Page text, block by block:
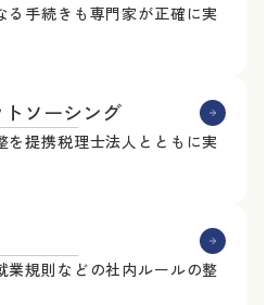
る手続きも専門家が正確に実
ソーシング
を提携税理士法人とともに実
業規則などの社内ルールの整